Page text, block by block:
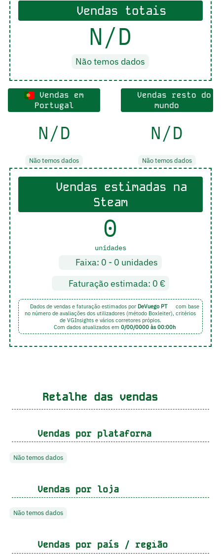
Vendas totais
N/D
Não temos dados
Vendas em
Portugal
N/D
Não temos dados
Vendas resto do
mundo
N/D
Não temos dados
Vendas estimadas na
Steam
0
unidades
Faixa: 0 - 0 unidades
Faturação estimada: 0 €
Dados de vendas e faturação estimados por DeVuego PT
com base
no número de avaliações dos utilizadores (método Boxleiter),critérios
de VGInsightse vários corretores própios.
Com dados atualizados em 0/00/0000 às 00:00h
Retalhe das vendas
Vendas por plataforma
Não temos dados
Vendas por loja
Não temos dados
Vendas por país / região